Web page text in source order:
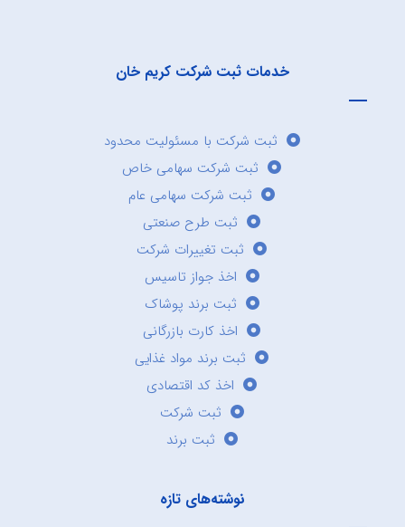
خدمات ثبت شرکت کریم خان
ثبت شرکت با مسئولیت محدود
ثبت شرکت سهامی خاص
ثبت شرکت سهامی عام
ثبت طرح صنعتی
ثبت تغییرات شرکت
اخذ جواز تاسیس
ثبت برند پوشاک
اخذ کارت بازرگانی
ثبت برند مواد غذایی
اخذ کد اقتصادی
ثبت شرکت
ثبت برند
نوشته‌های تازه